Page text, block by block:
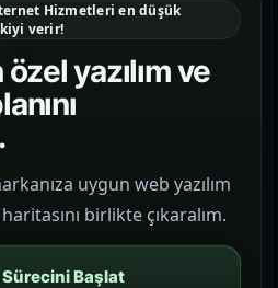
Hizmetleri en düşük
verir!
yazılım ve
uygun web yazılım
birlikte çıkaralım.
Sürecini Başlat